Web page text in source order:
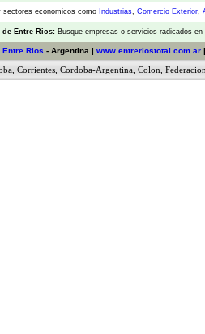
sectores economicos como Industrias, Comercio Exterior,
de Entre Rios: Busque empresas o servicios radicados
Rios - Argentina | www.entreriostotal.com.ar
Corrientes Cordoba-Argentina Colon